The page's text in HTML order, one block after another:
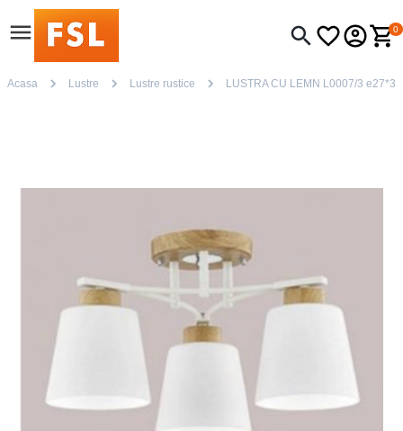
0
Acasa Lustre Lustre rustice LUSTRA CU LEMN L0007/3 e27*3